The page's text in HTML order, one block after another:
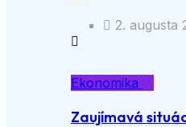
2. augusta
Ekonomika
Zaujímavá